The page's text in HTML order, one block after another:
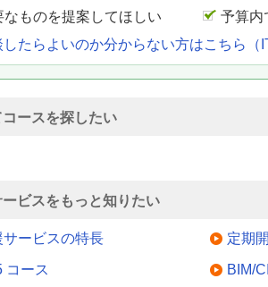
なものを提案してほしい
予算内
たらよいのか分からない方はこちら（
ースを探したい
ビスをもっと知りたい
サービスの特長 定期
コース BIM/